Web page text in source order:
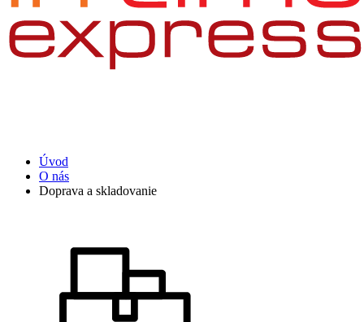
Úvod
O nás
Doprava a skladovanie